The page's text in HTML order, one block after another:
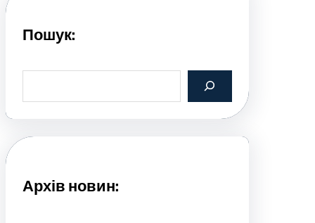
Пошук:
a
c
Архів новин: